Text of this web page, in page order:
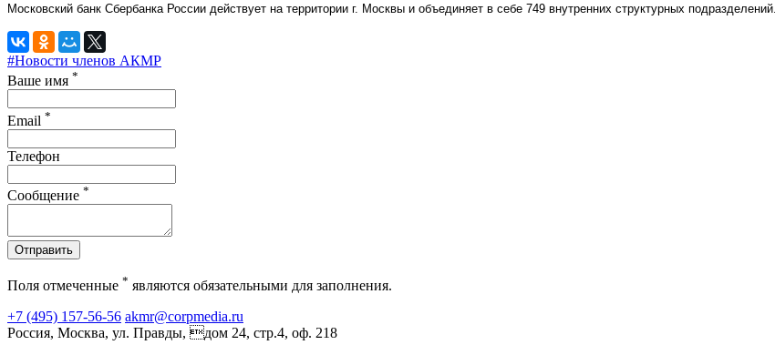
Московский банк Сбербанка России действует на территории г. Москвы и объединяет в себе 749 внутренних структурных подразделений.
#Новости членов АКМР
Ваше имя *
Email *
Телефон
Сообщение *
Отправить
Поля отмеченные * являются обязательными для заполнения.
+7 (495) 157-56-56 akmr@corpmedia.ru
Россия, Москва, ул. Правды, дом 24, стр.4, оф. 218